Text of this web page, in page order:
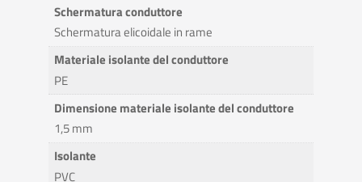
Schermatura conduttore
Schermatura elicoidale in rame
Materiale isolante del conduttore
PE
Dimensione materiale isolante del conduttore
1,5 mm
Isolante
PVC